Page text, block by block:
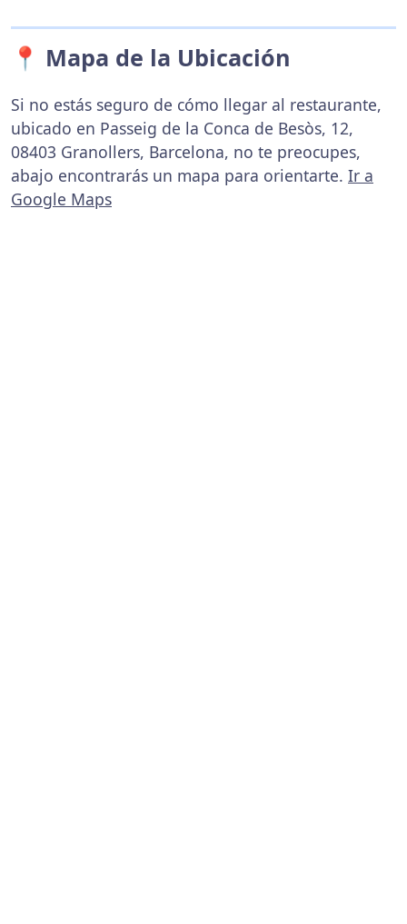
📍 Mapa de la Ubicación
Si no estás seguro de cómo llegar al restaurante,
ubicado en Passeig de la Conca de Besòs, 12,
08403 Granollers, Barcelona, no te preocupes,
abajo encontrarás un mapa para orientarte. Ir a
Google Maps